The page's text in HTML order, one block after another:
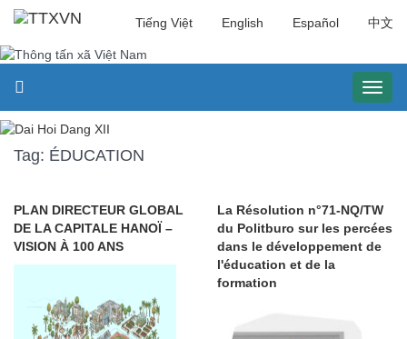
Tiếng Việt English Español 中文
Tag: ÉDUCATION
PLAN DIRECTEUR GLOBAL
DE LA CAPITALE HANOÏ –
VISION À 100 ANS
La Résolution n°71-NQ/TW
du Politburo sur les percées
dans le développement de
l'éducation et de la
formation